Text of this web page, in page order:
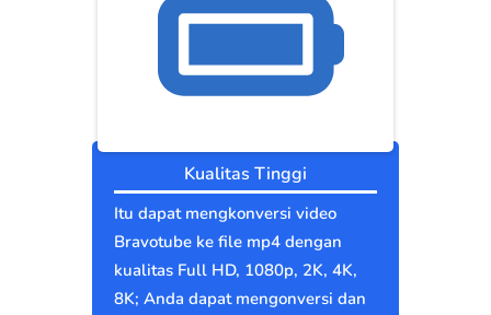
Kualitas Tinggi
Itu dapat mengkonversi video
Bravotube ke file mp4 dengan
kualitas Full HD, 1080p, 2K, 4K,
8K; Anda dapat mengonversi dan